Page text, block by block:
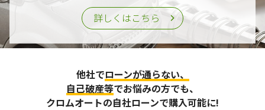
詳しくはこちら
他社でローンが通らない、
自己破産等でお悩みの方でも、
クロムオートの自社ローンで購入可能に!